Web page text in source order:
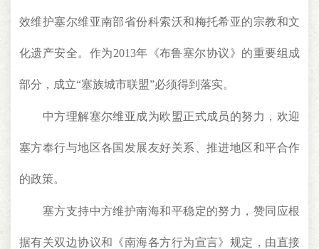
效维护塞尔维亚南部省份科索沃和梅托希亚的宗教和文
化遗产安全。作为2013年《布鲁塞尔协议》的重要组成
部分，成立“塞族城市联盟”必须得到落实。
中方理解塞尔维亚成为欧盟正式成员的努力，欢迎
塞方奉行与地区各国发展友好关系、推进地区和平合作
的政策。
塞方支持中方维护南海和平稳定的努力，赞同应根
据有关双边协议和《南海各方行为宣言》规定，由直接